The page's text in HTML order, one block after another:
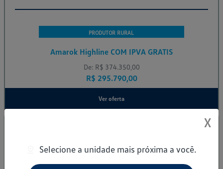
Amarok Highline COM IPVA GRATIS
PRODUTOR RURAL
De: R$ 374.350,00
R$ 295.790,00
Ver oferta
X
Selecione a unidade mais próxima a você.